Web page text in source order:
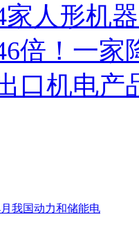
家人形机
倍！一家
口机电产
我国动力和储能电